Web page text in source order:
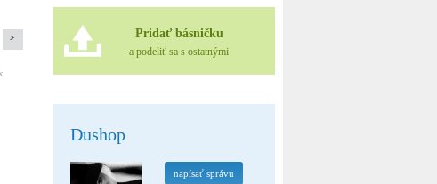
> Pridať básničku
a podeliť sa s ostatnými
Dushop
napísať správu